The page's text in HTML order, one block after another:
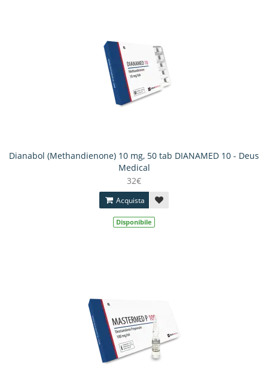
Dianabol (Methandienone) 10 mg, 50 tab DIANAMED 10 - Deus
Medical
32€
Acquista
Disponibile